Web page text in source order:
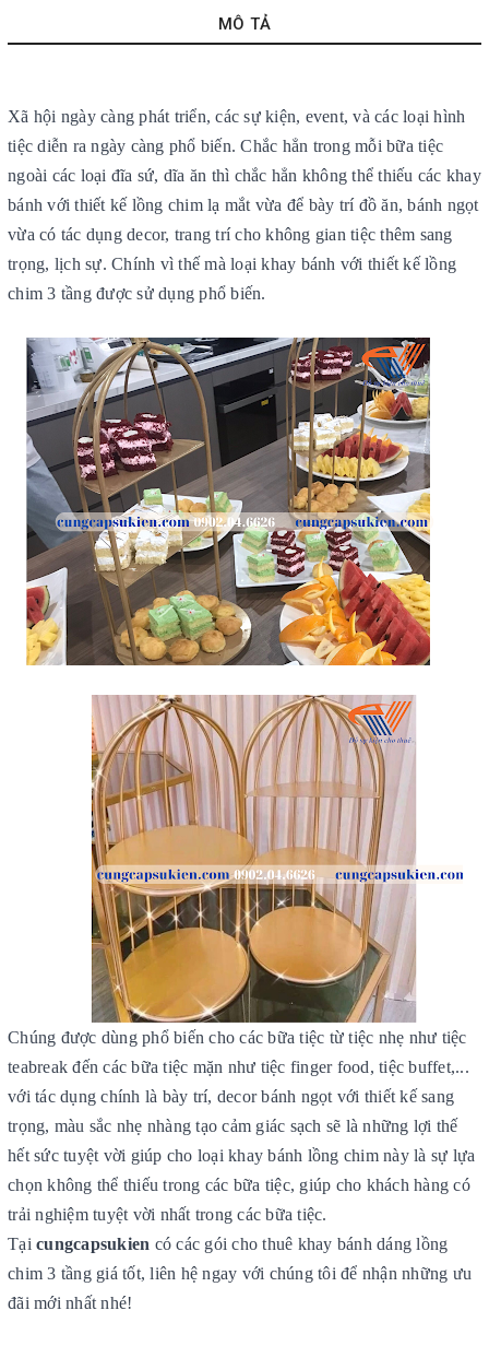
MÔ TẢ
Xã hội ngày càng phát triển, các sự kiện, event, và các loại hình
tiệc diễn ra ngày càng phổ biến. Chắc hẳn trong mỗi bữa tiệc
ngoài các loại đĩa sứ, dĩa ăn thì chắc hẳn không thể thiếu các khay
bánh với thiết kế lồng chim lạ mắt vừa để bày trí đồ ăn, bánh ngọt
vừa có tác dụng decor, trang trí cho không gian tiệc thêm sang
trọng, lịch sự. Chính vì thế mà loại khay bánh với thiết kế lồng
chim 3 tầng được sử dụng phổ biến.
Chúng được dùng phổ biến cho các bữa tiệc từ tiệc nhẹ như tiệc
teabreak đến các bữa tiệc mặn như tiệc finger food, tiệc buffet,...
với tác dụng chính là bày trí, decor bánh ngọt với thiết kế sang
trọng, màu sắc nhẹ nhàng tạo cảm giác sạch sẽ là những lợi thế
hết sức tuyệt vời giúp cho loại khay bánh lồng chim này là sự lựa
chọn không thể thiếu trong các bữa tiệc, giúp cho khách hàng có
trải nghiệm tuyệt vời nhất trong các bữa tiệc.
Tại cungcapsukien có các gói cho thuê khay bánh dáng lồng
chim 3 tầng giá tốt, liên hệ ngay với chúng tôi để nhận những ưu
đãi mới nhất nhé!